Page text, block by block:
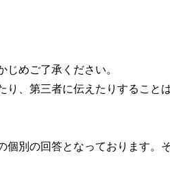
めご了承ください。
り、第三者に伝えたりすること
個別の回答となっております。